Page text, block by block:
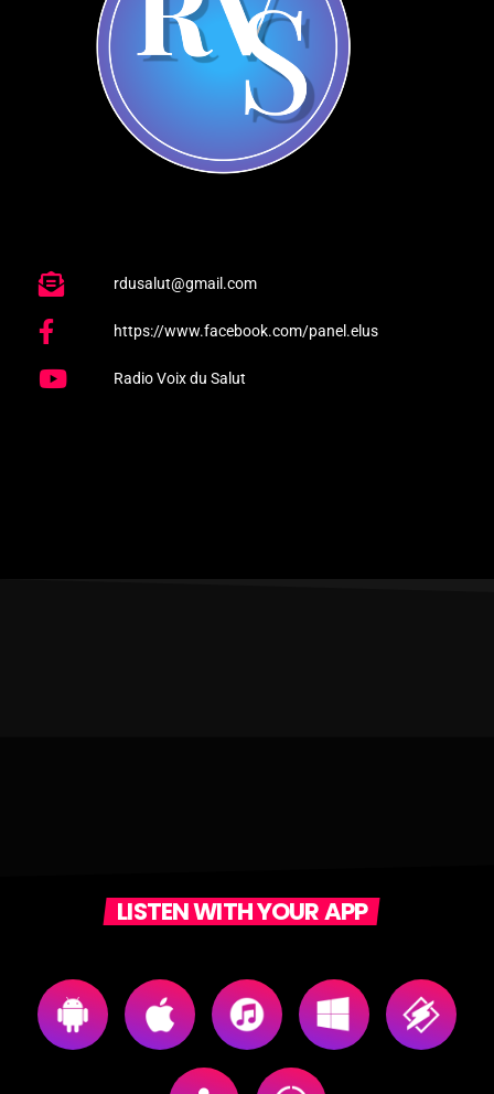
rdusalut@gmail.com
https://www.facebook.com/panel.elus
Radio Voix du Salut
LISTEN WITH YOUR APP